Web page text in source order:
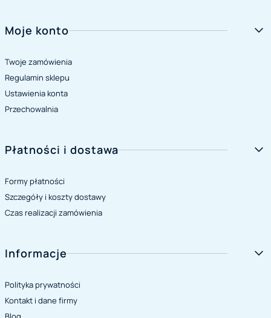
Moje konto
Twoje zamówienia
Regulamin sklepu
Ustawienia konta
Przechowalnia
Płatności i dostawa
Formy płatności
Szczegóły i koszty dostawy
Czas realizacji zamówienia
Informacje
Polityka prywatności
Kontakt i dane firmy